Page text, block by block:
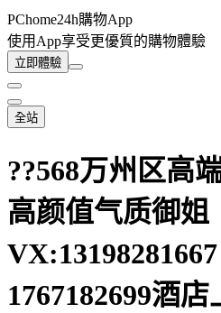
PChome24h購物App
使用App享受更優質的購物體驗
立即體驗
全站
??568万州区高
高颜值气质御姐
VX:13198281667
1767182699酒